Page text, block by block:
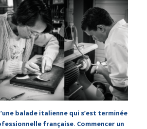
balade italienne qui s’est terminée
française. Commencer un